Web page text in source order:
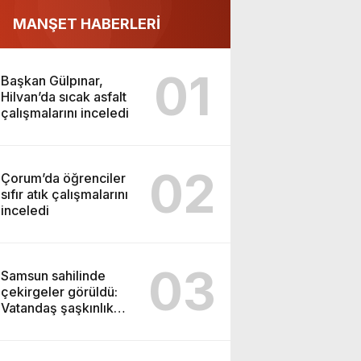
MANŞET HABERLERİ
Başkan Gülpınar,
Hilvan’da sıcak asfalt
çalışmalarını inceledi
01
Çorum’da öğrenciler
sıfır atık çalışmalarını
inceledi
02
Samsun sahilinde
çekirgeler görüldü:
Vatandaş şaşkınlık
03